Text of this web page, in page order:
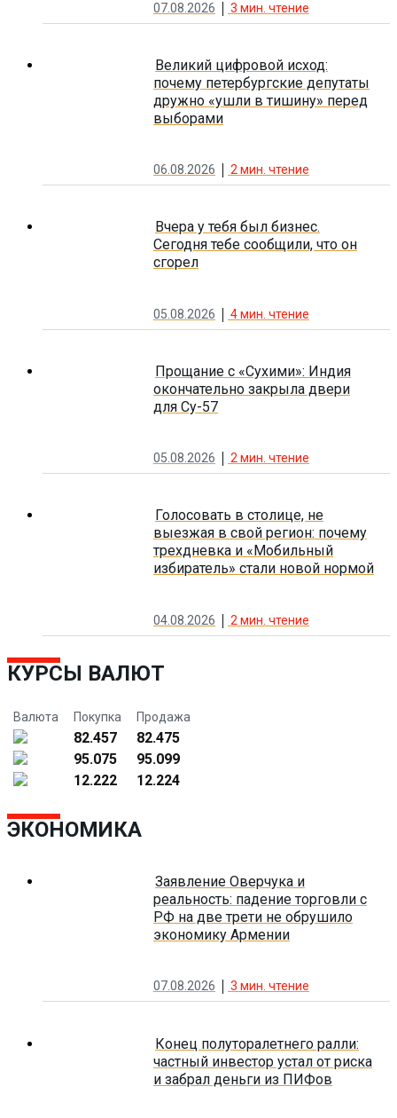
07.08.2026 3 мин. чтение
Великий цифровой исход:
почему петербургские депутаты
дружно «ушли в тишину» перед
выборами
06.08.2026 2 мин. чтение
Вчера у тебя был бизнес.
Сегодня тебе сообщили, что он
сгорел
05.08.2026 4мин. чтение
Прощание с «Сухими»: Индия
окончательно закрыла двери
для Су-57
05.08.2026 2мин. чтение
Голосовать в столице, не
выезжая в свой регион: почему
трехдневка и «Мобильный
избиратель» стали новой нормой
04.08.2026 2 мин. чтение
КУРСЫ ВАЛЮТ
Валюта Покупка Продажа
82.457
82.475
95.075
95.099
12.222
12.224
ЭКОНОМИКА
Заявление Оверчука и
реальность: падение торговли с
РФ на две трети не обрушило
экономику Армении
07.08.2026 3 мин. чтение
Конец полуторалетнего ралли:
частный инвестор устал от риска
и забрал деньги из ПИФов